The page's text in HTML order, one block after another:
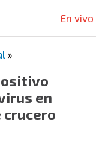
En vivo
»
en
crucero